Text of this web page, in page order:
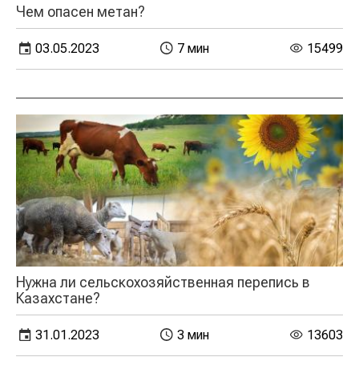
Чем опасен метан?
03.05.2023 7 мин 15499
Нужна ли сельскохозяйственная перепись в
Казахстане?
31.01.2023 3 мин 13603